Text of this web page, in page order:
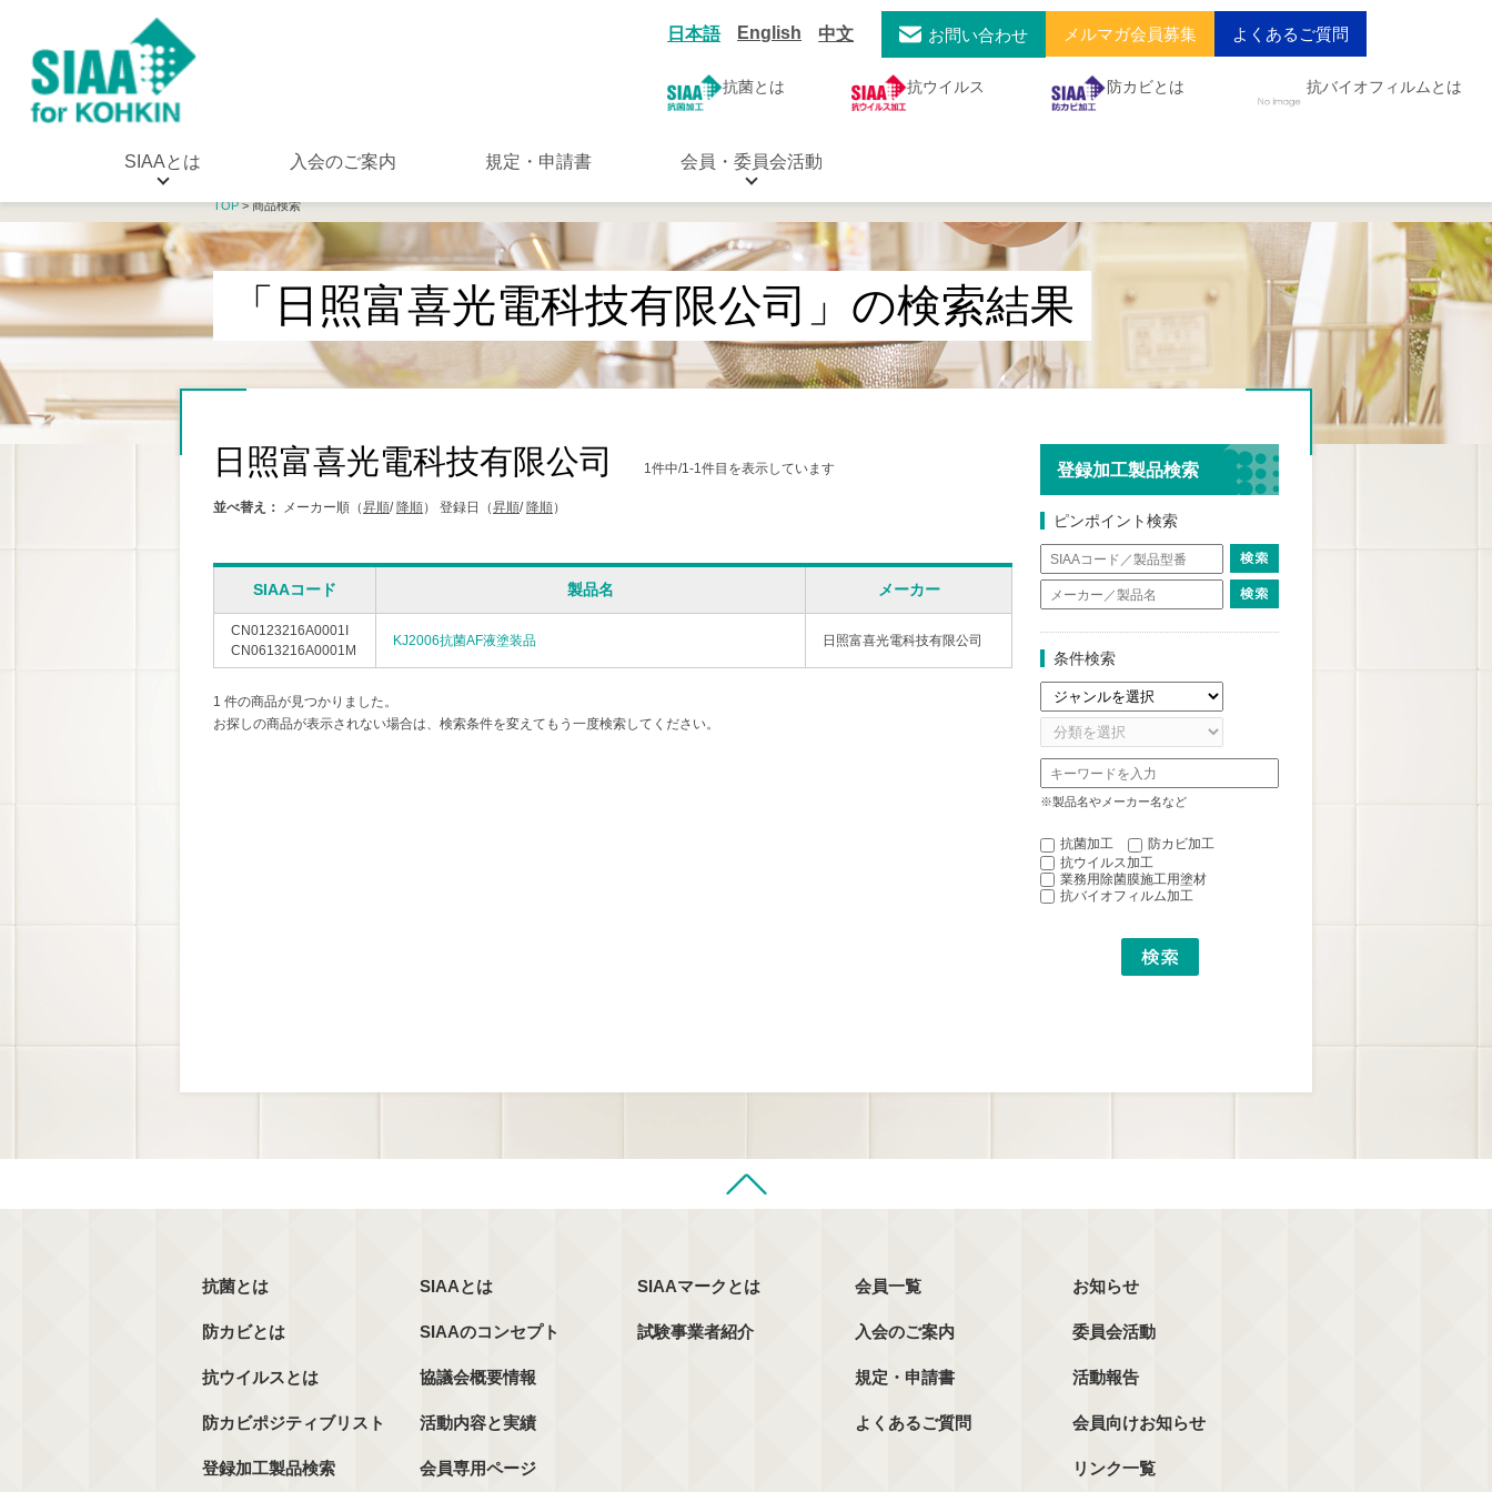
日本語 English 中文 お問い合わせ メルマガ会員募集 よくあるご質問
抗菌とは 抗ウイルス 防カビとは 抗バイオフィルムとは
SIAAとは 入会のご案内 規定・申請書 会員・委員会活動
TOP> 商品検索
「日照富喜光電科技有限公司」の検索結果
日照富喜光電科技有限公司 1件中/1-1件目を表示しています
並べ替え： メーカー順（昇順/ 降順） 登録日（昇順/ 降順）
SIAAコード 製品名 メーカー
CN0123216A0001I
CN0613216A0001M
KJ2006抗菌AF液塗装品 日照富喜光電科技有限公司
1 件の商品が見つかりました。
お探しの商品が表示されない場合は、検索条件を変えてもう一度検索してください。
登録加工製品検索
ピンポイント検索
条件検索
※製品名やメーカー名など
抗菌加工
防カビ加工
抗ウイルス加工
業務用除菌膜施工用塗材
抗バイオフィルム加工
抗菌とは
防カビとは
抗ウイルスとは
防カビポジティブリスト
登録加工製品検索
SIAAとは
SIAAのコンセプト
協議会概要情報
活動内容と実績
会員専用ページ
SIAAマークとは
試験事業者紹介
会員一覧
入会のご案内
規定・申請書
よくあるご質問
お知らせ
委員会活動
活動報告
会員向けお知らせ
リンク一覧